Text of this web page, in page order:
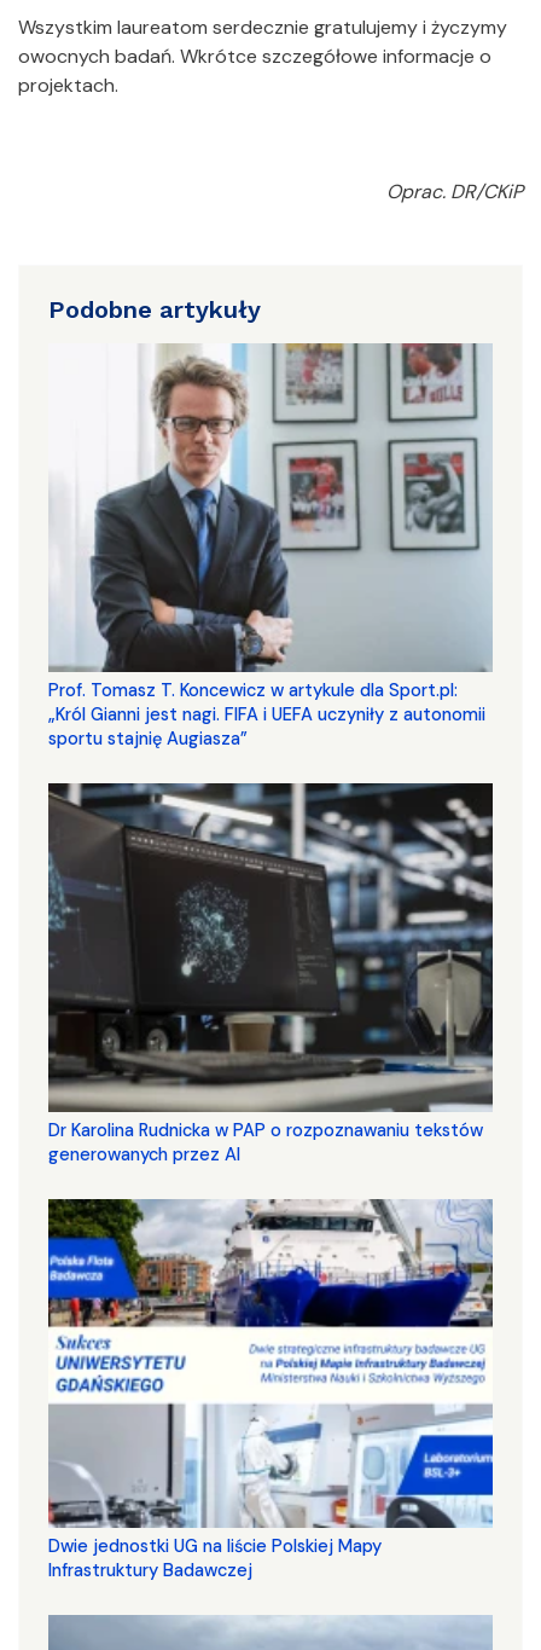
Wszystkim laureatom serdecznie gratulujemy i życzymy
owocnych badań. Wkrótce szczegółowe informacje o
projektach.
Oprac. DR/CKiP
Podobne artykuły
Prof. Tomasz T. Koncewicz w artykule dla Sport.pl:
„Król Gianni jest nagi. FIFA i UEFA uczyniły z autonomii
sportu stajnię Augiasza”
Dr Karolina Rudnicka w PAP o rozpoznawaniu tekstów
generowanych przez AI
Dwie jednostki UG na liście Polskiej Mapy
Infrastruktury Badawczej